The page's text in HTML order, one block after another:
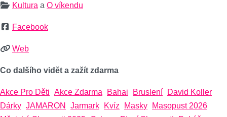
Kultura a O víkendu
Facebook
Web
Co dalšího vidět a zažít zdarma
Akce Pro Děti Akce Zdarma Bahai Bruslení
David Koller
Dárky JAMARON Jarmark Kvíz Masky
Masopust 2026